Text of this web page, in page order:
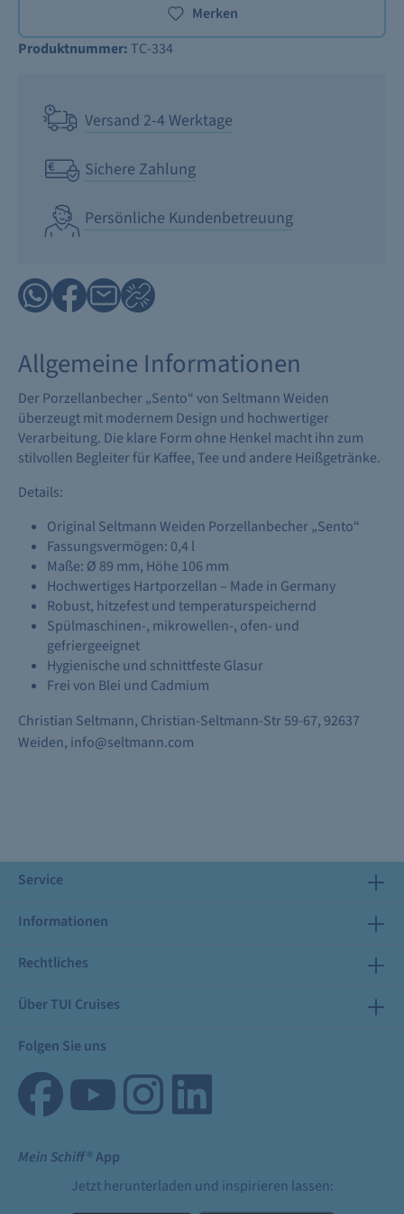
Merken
Produktnummer: TC-334
Versand 2-4 Werktage
Sichere Zahlung
Persönliche Kundenbetreuung
Allgemeine Informationen
Der Porzellanbecher „Sento“ von Seltmann Weiden
überzeugt mit modernem Design und hochwertiger
Verarbeitung. Die klare Form ohne Henkel macht ihn zum
stilvollen Begleiter für Kaffee, Tee und andere Heißgetränke.
Details:
Original Seltmann Weiden Porzellanbecher „Sento“
Fassungsvermögen: 0,4 l
Maße: Ø 89 mm, Höhe 106 mm
Hochwertiges Hartporzellan – Made in Germany
Robust, hitzefest und temperaturspeichernd
Spülmaschinen-, mikrowellen-, ofen- und
gefriergeeignet
Hygienische und schnittfeste Glasur
Frei von Blei und Cadmium
Christian Seltmann, Christian-Seltmann-Str 59-67, 92637
Weiden, info@seltmann.com
Service
Informationen
Rechtliches
Über TUI Cruises
Folgen Sie uns
Mein Schiff® App
Jetzt herunterladen und inspirieren lassen: